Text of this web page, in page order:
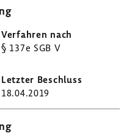
§ 137e SGB V
18.04.2019